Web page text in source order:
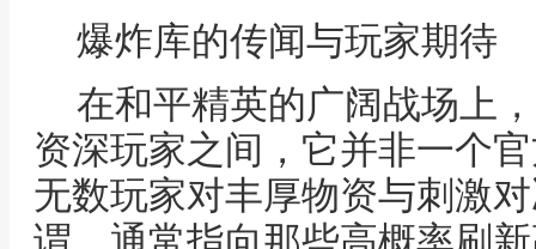
爆炸库的传闻与玩家期待
在和平精英的广阔战场上
资深玩家之间，它并非一个
无数玩家对丰厚物资与刺激